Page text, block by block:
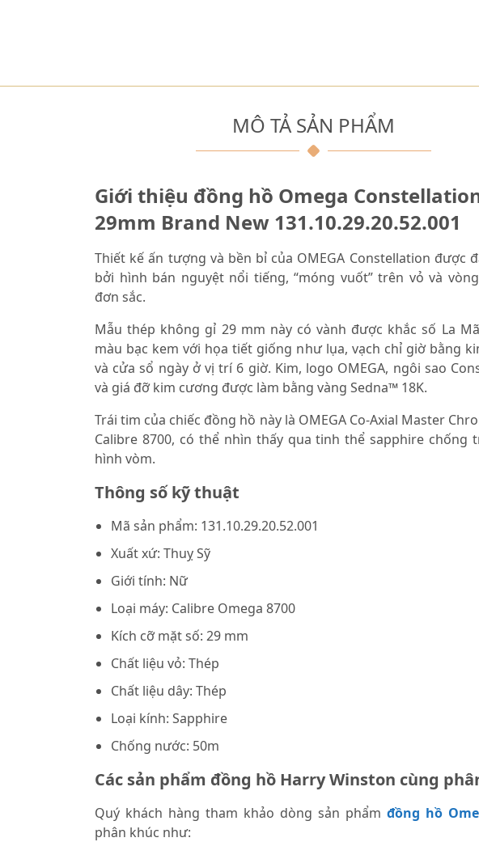
MÔ TẢ SẢN PHẨM
Giới thiệu đồng hồ Omega
29mm Brand New 131.10.29.20.52.001
Thiết kế ấn tượng và bền bỉ của OMEGA Constellation được
bởi hình bán nguyệt nổi tiếng, “móng vuốt” trên vỏ và
đơn sắc.
Mẫu thép không gỉ 29 mm này có vành được khắc số La
màu bạc kem với họa tiết giống như lụa, vạch chỉ giờ bằng
và cửa sổ ngày ở vị trí 6 giờ. Kim, logo OMEGA, ngôi sao
và giá đỡ kim cương được làm bằng vàng Sedna™ 18K.
Trái tim của chiếc đồng hồ này là OMEGA Co-Axial Master
Calibre 8700, có thể nhìn thấy qua tinh thể sapphire chống
hình vòm.
Thông số kỹ thuật
Mã sản phẩm: 131.10.29.20.52.001
Xuất xứ: Thuỵ Sỹ
Giới tính: Nữ
Loại máy: Calibre Omega 8700
Kích cỡ mặt số: 29 mm
Chất liệu vỏ: Thép
Chất liệu dây: Thép
Loại kính: Sapphire
Chống nước: 50m
Các sản phẩm đồng hồ Harry Winston cùng
Quý khách hàng tham khảo dòng sản phẩm đồng hồ
phân khúc như: